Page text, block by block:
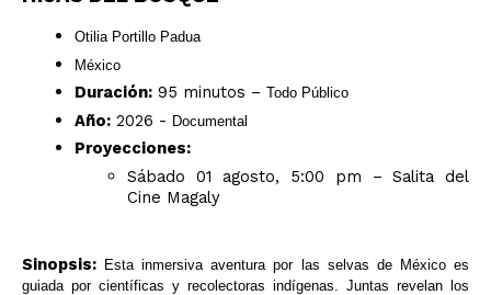
Otilia Portillo Padua
México
Duración: 95 minutos – Todo Público
Año: 2026 - Documental
Proyecciones:
Sábado 01 agosto, 5:00 pm – Salita del
Cine Magaly
Sinopsis: Esta inmersiva aventura por las selvas de México es
guiada por científicas y recolectoras indígenas. Juntas revelan los